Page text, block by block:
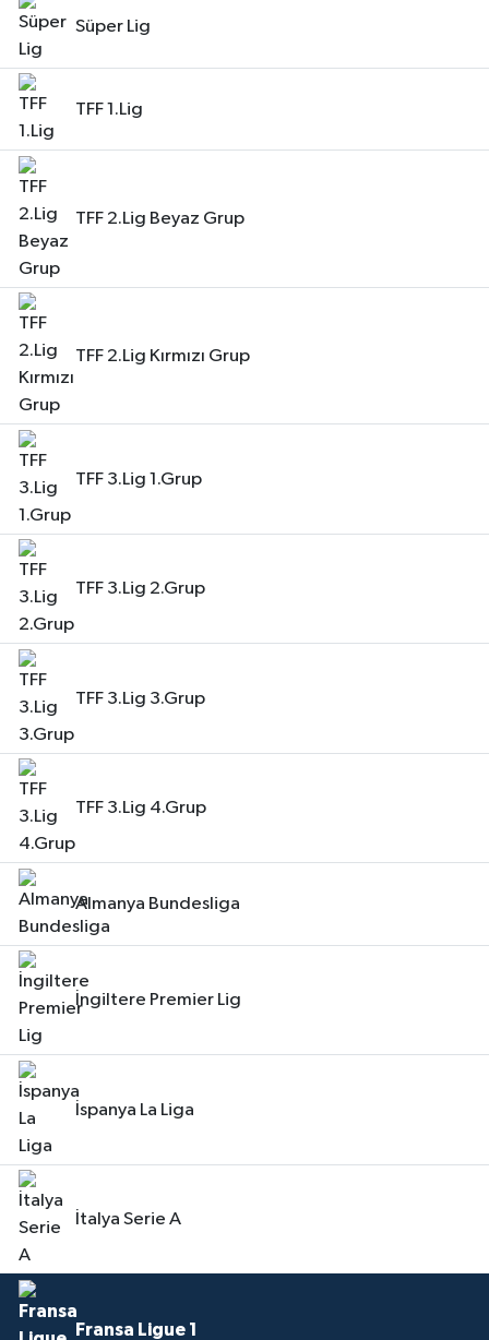
Süper Lig
TFF 1.Lig
TFF 2.Lig Beyaz Grup
TFF 2.Lig Kırmızı Grup
TFF 3.Lig 1.Grup
TFF 3.Lig 2.Grup
TFF 3.Lig 3.Grup
TFF 3.Lig 4.Grup
Almanya Bundesliga
İngiltere Premier Lig
İspanya La Liga
İtalya Serie A
Fransa Ligue 1
Turizm